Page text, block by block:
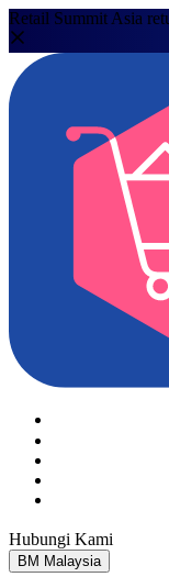
Retail Summit Asia
Hubungi Kami
BM Malaysia